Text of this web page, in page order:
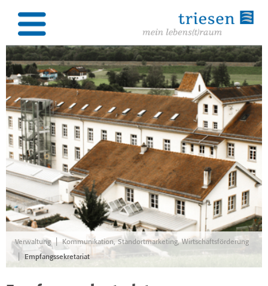
Verwaltung | Kommunikation, Standortmarketing, Wirtschaftsförderung
Empfangssekretariat